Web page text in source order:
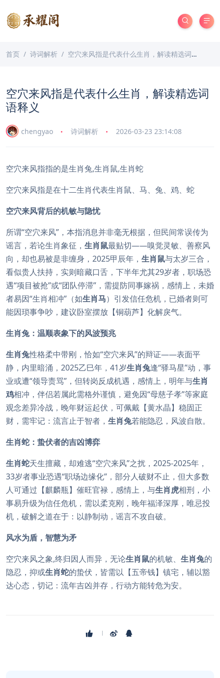
首页 诗词解析 空穴来风指是代表什么生肖，解读精选词语释义
空穴来风指是代表什么生肖，解读精选词
语释义
chengyao 诗词解析 2026-03-23 23:14:08
空穴来风指指的是生肖兔,生肖鼠,生肖蛇
空穴来风指是在十二生肖代表生肖鼠、马、兔、鸡、蛇
空穴来风背后的机敏与隐忧
所谓“空穴来风”，本指消息并非毫无根据，但民间常误传为
谣言，若论生肖象征， 生肖鼠最贴切——嗅觉灵敏、善察风
向，却也易被是非缠身，2025甲辰年， 生肖鼠与太岁三合，
看似贵人扶持，实则暗藏口舌，下半年尤其29岁者，职场恐
遇“项目被抢”或“团队停滞”，需提防同事嫁祸，感情上，未婚
者易因“生肖相冲”（如生肖马）引发信任危机，已婚者则可
能因琐事争吵，建议卧室摆放【铜葫芦】化解戾气。
生肖兔：温顺表象下的风波预兆
生肖兔性格柔中带刚，恰如“空穴来风”的辩证——表面平
静，内里暗涌，2025乙巳年，41岁生肖兔逢“驿马星”动，事
业或遭“领导责骂”，但转岗反成机遇，感情上，明年与生肖
鸡相冲，伴侣若属此需格外谨慎，避免因“母慈子孝”等家庭
观念差异冷战，晚年财运起伏，可佩戴【黄水晶】稳固正
财，需牢记：流言止于智者， 生肖兔若能隐忍，风波自散。
生肖蛇：蛰伏者的吉凶博弈
生肖蛇天生擅藏，却难逃“空穴来风”之扰，2025-2025年，
33岁者事业恐遇“职场边缘化”，部分人破财不止，但大多数
人可通过【麒麟瓶】催旺官禄，感情上，与生肖虎相刑，小
事易升级为信任危机，需以柔克刚，晚年福泽深厚，唯忌投
机，破解之道在于：以静制动，谣言不攻自破。
风水为盾，智慧为矛
空穴来风之象,终归因人而异，无论生肖鼠的机敏、 生肖兔的
隐忍，抑或生肖蛇的蛰伏，皆需以【五帝钱】镇宅，辅以豁
达心态，切记：流年吉凶并存，行动方能转危为安。